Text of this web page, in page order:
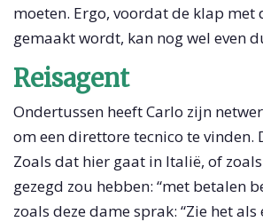
moeten. Ergo, voordat de klap met
gemaakt wordt, kan nog wel even
Reisagent
Ondertussen heeft Carlo zijn
om een direttore tecnico te vinden.
Zoals dat hier gaat in Italië, of
gezegd zou hebben: “met betalen
zoals deze dame sprak: “Zie het als